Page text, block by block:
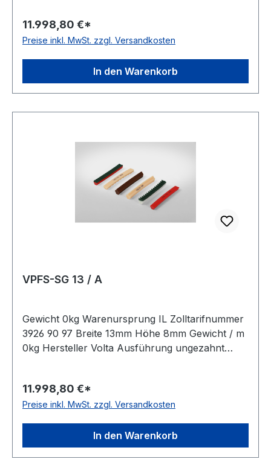
Zugstrang Polyester Shorehärte 88° Shore A
11.998,80 €*
Preise inkl. MwSt. zzgl. Versandkosten
In den Warenkorb
VPFS-SG 13 / A
Gewicht 0kg Warenursprung IL Zolltarifnummer
3926 90 97 Breite 13mm Höhe 8mm Gewicht / m
0kg Hersteller Volta Ausführung ungezahnt
Zugstrang Polyester Shorehärte 88° Shore A
11.998,80 €*
Preise inkl. MwSt. zzgl. Versandkosten
In den Warenkorb